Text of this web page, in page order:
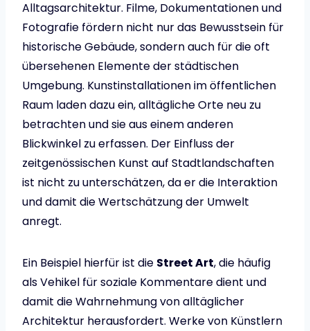
Alltagsarchitektur. Filme, Dokumentationen und
Fotografie fördern nicht nur das Bewusstsein für
historische Gebäude, sondern auch für die oft
übersehenen Elemente der städtischen
Umgebung. Kunstinstallationen im öffentlichen
Raum laden dazu ein, alltägliche Orte neu zu
betrachten und sie aus einem anderen
Blickwinkel zu erfassen. Der Einfluss der
zeitgenössischen Kunst auf Stadtlandschaften
ist nicht zu unterschätzen, da er die Interaktion
und damit die Wertschätzung der Umwelt
anregt.
Ein Beispiel hierfür ist die Street Art, die häufig
als Vehikel für soziale Kommentare dient und
damit die Wahrnehmung von alltäglicher
Architektur herausfordert. Werke von Künstlern